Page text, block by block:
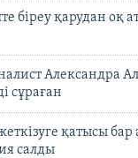
біреу қарудан оқ
Александра
сұраған
қатысы
салды